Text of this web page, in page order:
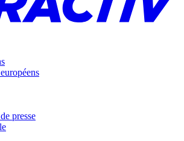
presse